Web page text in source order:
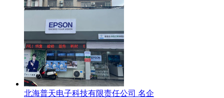
北海普天电子科技有限责任公司 名企